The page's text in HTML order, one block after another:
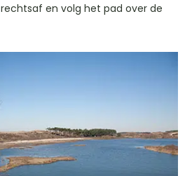
en volg het pad over de